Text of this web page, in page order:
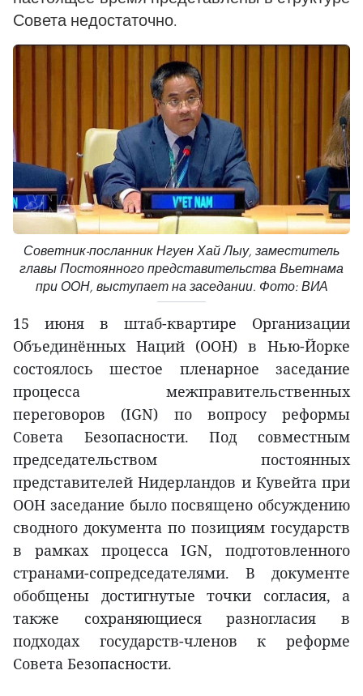
Совета недостаточно.
Советник-посланник Нгуен Хай Лыу, заместитель
главы Постоянного представительства Вьетнама
при ООН, выступает на заседании. Фото: ВИА
15 июня в штаб-квартире Организации
Объединённых Наций (ООН) в Нью-Йорке
состоялось шестое пленарное заседание
процесса межправительственных
переговоров (IGN) по вопросу реформы
Совета Безопасности. Под совместным
председательством постоянных
представителей Нидерландов и Кувейта при
ООН заседание было посвящено обсуждению
сводного документа по позициям государств
в рамках процесса IGN, подготовленного
странами-сопредседателями. В документе
обобщены достигнутые точки согласия, а
также сохраняющиеся разногласия в
подходах государств-членов к реформе
Совета Безопасности.